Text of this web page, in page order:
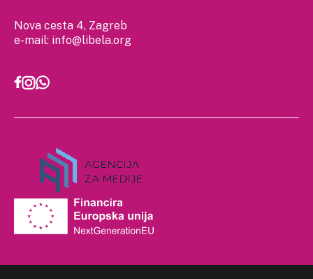
Nova cesta 4, Zagreb
e-mail: info@libela.org